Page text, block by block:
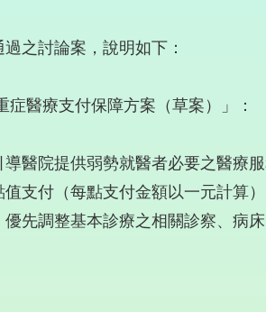
之討論案，說明如下：
症醫療支付保障方案（草案）」：
導醫院提供弱勢就醫者必要之醫療
值支付（每點支付金額以一元計算
先調整基本診療之相關診察、病